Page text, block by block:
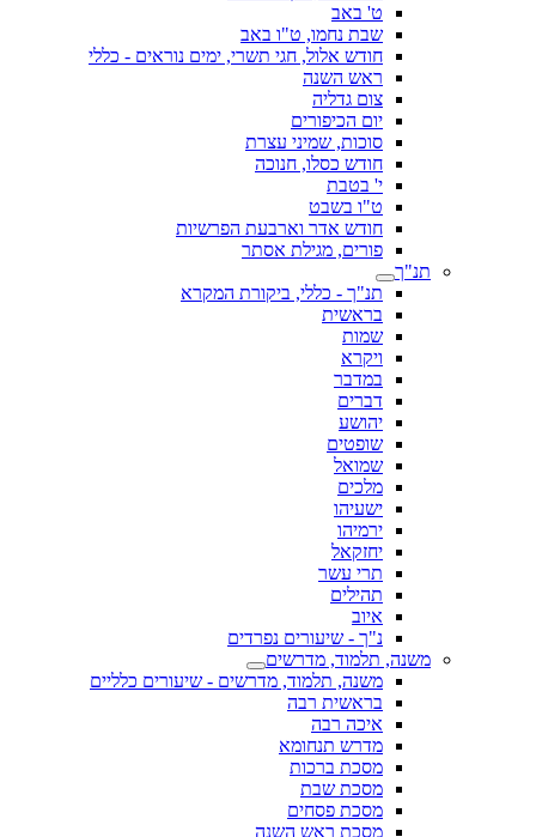
ט' באב
שבת נחמו, ט"ו באב
חודש אלול, חגי תשרי, ימים נוראים - כללי
ראש השנה
צום גדליה
יום הכיפורים
סוכות, שמיני עצרת
חודש כסלו, חנוכה
י' בטבת
ט"ו בשבט
חודש אדר וארבעת הפרשיות
פורים, מגילת אסתר
תנ"ך
תנ"ך - כללי, ביקורת המקרא
בראשית
שמות
ויקרא
במדבר
דברים
יהושע
שופטים
שמואל
מלכים
ישעיהו
ירמיהו
יחזקאל
תרי עשר
תהילים
איוב
נ"ך - שיעורים נפרדים
משנה, תלמוד, מדרשים
משנה, תלמוד, מדרשים - שיעורים כלליים
בראשית רבה
איכה רבה
מדרש תנחומא
מסכת ברכות
מסכת שבת
מסכת פסחים
מסכת ראש השנה